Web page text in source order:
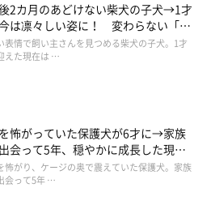
段を自力で上ったのだそうです。
2カ月のあどけない柴犬の子犬→1才
は凛々しい姿に！ 変わらない「く
りおめめ」にもほっこり
表情で飼い主さんを見つめる柴犬の子犬。1才
えた現在は …
怖がっていた保護犬が6才に→家族
会って5年、穏やかに成長した現在
にグッとくる
怖がり、ケージの奥で震えていた保護犬。家族
会って5年 …